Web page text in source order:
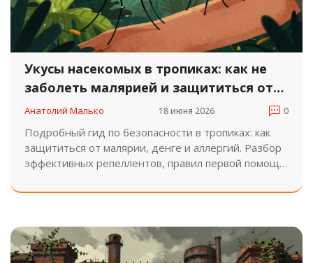
Укусы насекомых в тропиках: как не
заболеть малярией и защититься от
аллергии
Анатолий Малько 18 июня 2026 0
Подробный гид по безопасности в тропиках: как
защититься от малярии, денге и аллергий. Разбор
эффективных репеллентов, правил первой помощи